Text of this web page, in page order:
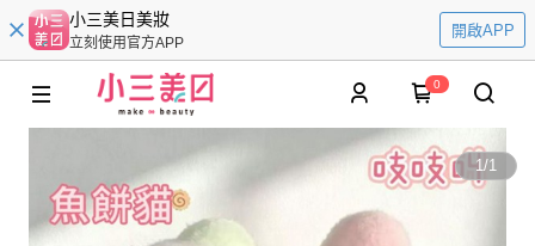
小三美日美妝
立刻使用官方APP
開啟APP
0
1/1